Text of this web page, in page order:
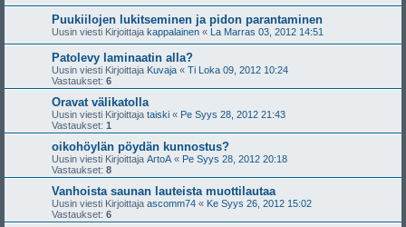
Puukiilojen lukitseminen ja pidon parantaminen
Uusin viesti Kirjoittaja kappalainen « La Marras 03, 2012 14:51
Patolevy laminaatin alla?
Uusin viesti Kirjoittaja Kuvaja « Ti Loka 09, 2012 10:24
Vastaukset: 6
Oravat välikatolla
Uusin viesti Kirjoittaja taiski « Pe Syys 28, 2012 21:43
Vastaukset: 1
oikohöylän pöydän kunnostus?
Uusin viesti Kirjoittaja ArtoA « Pe Syys 28, 2012 20:18
Vastaukset: 8
Vanhoista saunan lauteista muottilautaa
Uusin viesti Kirjoittaja ascomm74 « Ke Syys 26, 2012 15:02
Vastaukset: 6